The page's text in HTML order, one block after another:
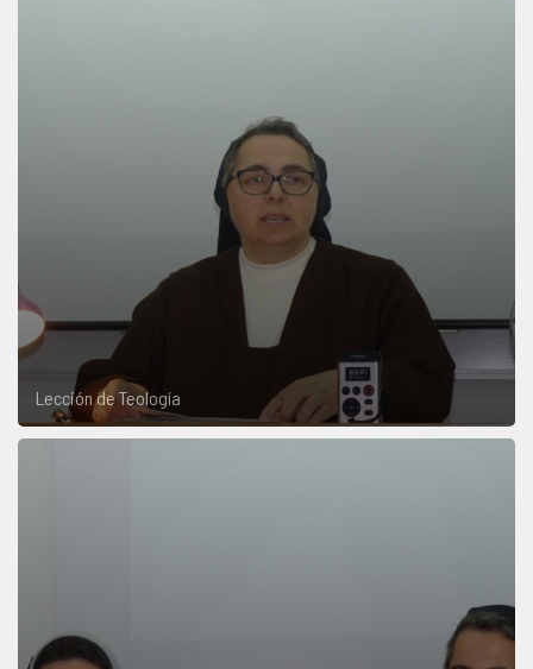
Lección de Teología